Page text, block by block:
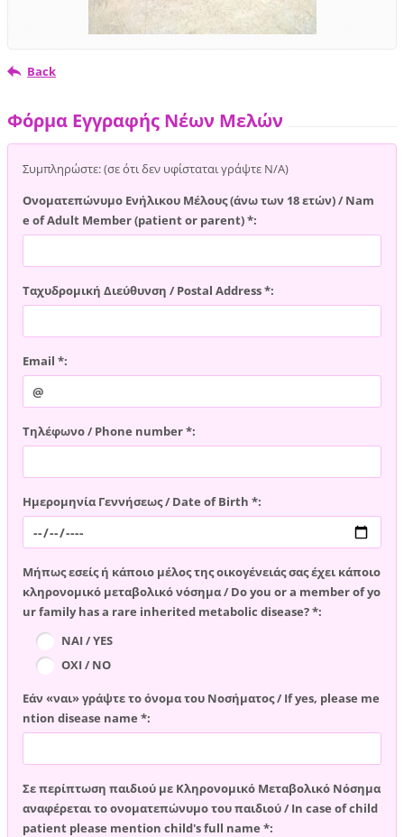
Back
Φόρμα Εγγραφής Νέων Μελών
Συμπληρώστε: (σε ότι δεν υφίσταται γράψτε Ν/Α)
Ονοματεπώνυμο Ενήλικου Μέλους (άνω των 18 ετών) / Nam
e of Adult Member (patient or parent) *:
Ταχυδρομική Διεύθυνση / Postal Address *:
Email *:
Τηλέφωνο / Phone number *:
Ημερομηνία Γεννήσεως / Date of Birth *:
Μήπως εσείς ή κάποιο μέλος της οικογένειάς σας έχει κάποιο
κληρονομικό μεταβολικό νόσημα / Do you or a member of yo
ur family has a rare inherited metabolic disease? *:
ΝΑΙ / YES
ΟΧΙ / NO
Εάν «ναι» γράψτε το όνομα του Νοσήματος / If yes, please me
ntion disease name *:
Σε περίπτωση παιδιού με Κληρονομικό Μεταβολικό Νόσημα
αναφέρεται το ονοματεπώνυμο του παιδιού / In case of child
patient please mention child's full name *: